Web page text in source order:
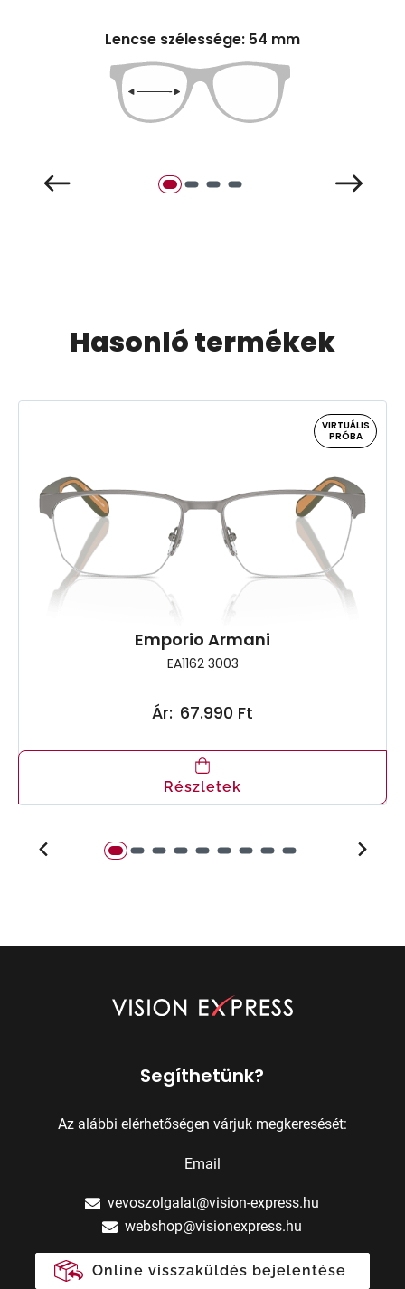
Lencse szélessége: 54 mm
Hasonló termékek
VIRTUÁLIS
PRÓBA
Emporio Armani
EA1162 3003
Ár: 67.990 Ft
Részletek
Segíthetünk?
Az alábbi elérhetőségen várjuk megkeresését:
Email
vevoszolgalat@vision-express.hu
webshop@visionexpress.hu
Online visszaküldés bejelentése